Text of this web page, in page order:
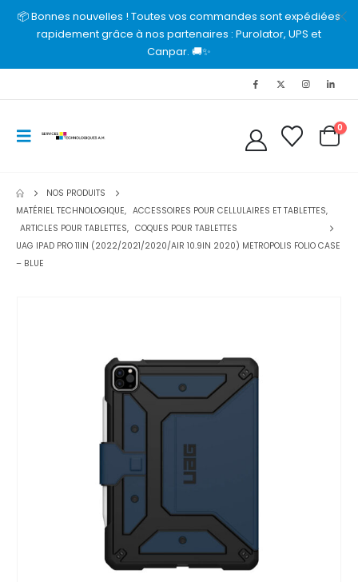
📦 Bonnes nouvelles ! Toutes vos commandes sont expédiées
rapidement grâce à nos partenaires : Purolator, UPS et
Canpar. 🚚✨
0
NOS PRODUITS
MATÉRIEL TECHNOLOGIQUE, ACCESSOIRES POUR CELLULAIRES ET TABLETTES,
ARTICLES POUR TABLETTES, COQUES POUR TABLETTES
UAG IPAD PRO 11IN (2022/2021/2020/AIR 10.9IN 2020) METROPOLIS FOLIO CASE
– BLUE